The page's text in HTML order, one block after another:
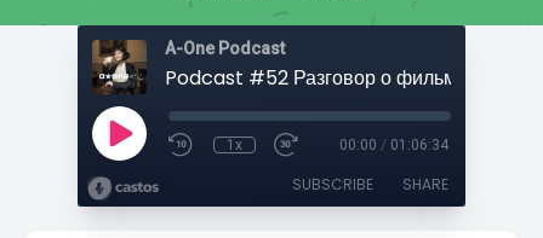
A-One Podcast
1x 00:00 / 01:06:34
SUBSCRIBE SHARE